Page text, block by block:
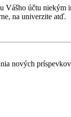
Vášho účtu niekým
na univerzite atď.
nových